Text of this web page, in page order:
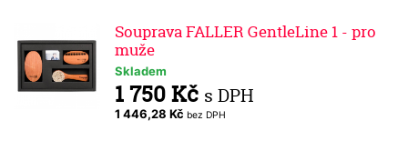
Souprava FALLER GentleLine 1 - pro
muže
Skladem
1 750 Kč s DPH
1 446,28 Kč bez DPH